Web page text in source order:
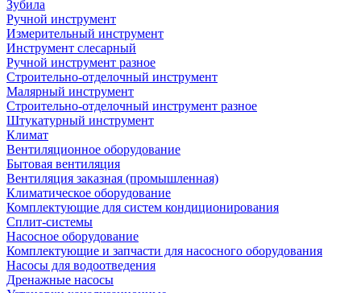
Зубила
Ручной инструмент
Измерительный инструмент
Инструмент слесарный
Ручной инструмент разное
Строительно-отделочный инструмент
Малярный инструмент
Строительно-отделочный инструмент разное
Штукатурный инструмент
Климат
Вентиляционное оборудование
Бытовая вентиляция
Вентиляция заказная (промышленная)
Климатическое оборудование
Комплектующие для систем кондиционирования
Сплит-системы
Насосное оборудование
Комплектующие и запчасти для насосного оборудования
Насосы для водоотведения
Дренажные насосы